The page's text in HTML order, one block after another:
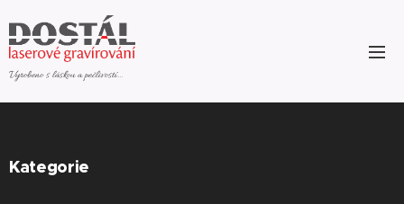
Vyrobeno s láskou a pečlivostí...
Kategorie